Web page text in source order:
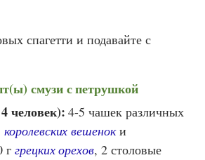
спагетти и подавайте с
смузи с петрушкой
человек): 4-5 чашек различных
королевских вешеноки
г грецких орехов, 2 столовые